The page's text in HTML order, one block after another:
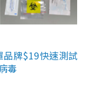
牌$19快速測試
毒